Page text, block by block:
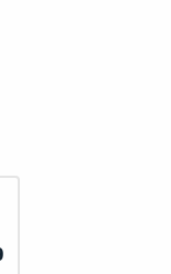
Huidige